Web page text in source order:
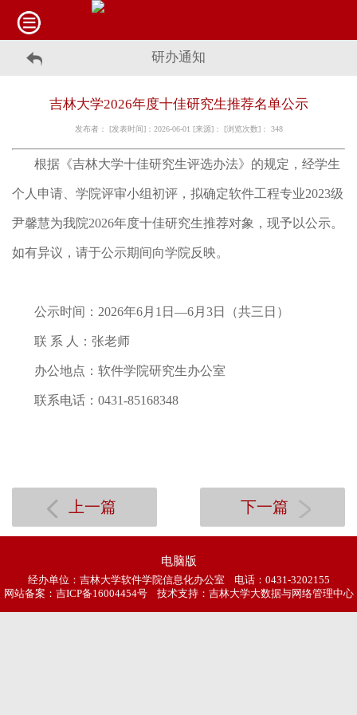
研办通知
吉林大学2026年度十佳研究生推荐名单公示
发布者： [发表时间]：2026-06-01 [来源]： [浏览次数]： 348
根据《吉林大学十佳研究生评选办法》的规定，经学生
个人申请、学院评审小组初评，拟确定软件工程专业2023级
尹馨慧为我院2026年度十佳研究生推荐对象，现予以公示。
如有异议，请于公示期间向学院反映。
公示时间：2026年6月1日—6月3日（共三日）
联 系 人：张老师
办公地点：软件学院研究生办公室
联系电话：0431-85168348
上一篇 下一篇
电脑版
经办单位：吉林大学软件学院信息化办公室 电话：0431-3202155
网站备案： 吉ICP备16004454号技术支持：吉林大学大数据与网络管理中心